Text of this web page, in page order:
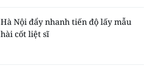
Hà Nội đẩy nhanh tiến độ lấy mẫu
hài cốt liệt sĩ